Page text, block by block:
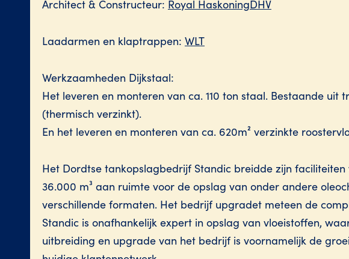
Architect & Constructeur: Royal HaskoningDHV
Laadarmen en klaptrappen: WLT
Werkzaamheden Dijkstaal:
Het leveren en monteren van ca. 110 ton staal. Bestaande
(thermisch verzinkt).
En het leveren en monteren van ca. 620m² verzinkte
Het Dordtse tankopslagbedrijf Standic breidde zijn
36.000 m³ aan ruimte voor de opslag van onder andere
verschillende formaten. Het bedrijf upgradet meteen de
Standic is onafhankelijk expert in opslag van vloeistoffen,
uitbreiding en upgrade van het bedrijf is voornamelijk de